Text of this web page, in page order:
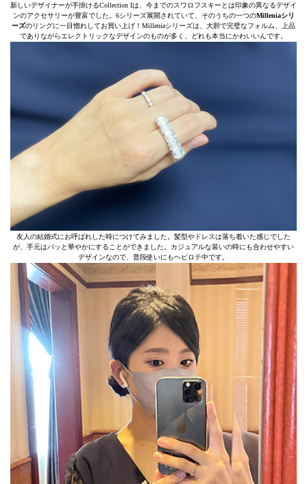
新しいデザイナーが手掛けるCollection Iは、今までのスワロフスキーとは印象の異なるデザイ
ンのアクセサリーが豊富でした。6シリーズ展開されていて、そのうちの一つのMilleniaシリ
ーズのリングに一目惚れしてお買い上げ！Milleniaシリーズは、大胆で完璧なフォルム、上品
でありながらエレクトリックなデザインのものが多く、どれも本当にかわいいんです。
友人の結婚式にお呼ばれした時につけてみました。髪型やドレスは落ち着いた感じでした
が、手元はパッと華やかにすることができました。カジュアルな装いの時にも合わせやすい
デザインなので、普段使いにもヘビロテ中です。